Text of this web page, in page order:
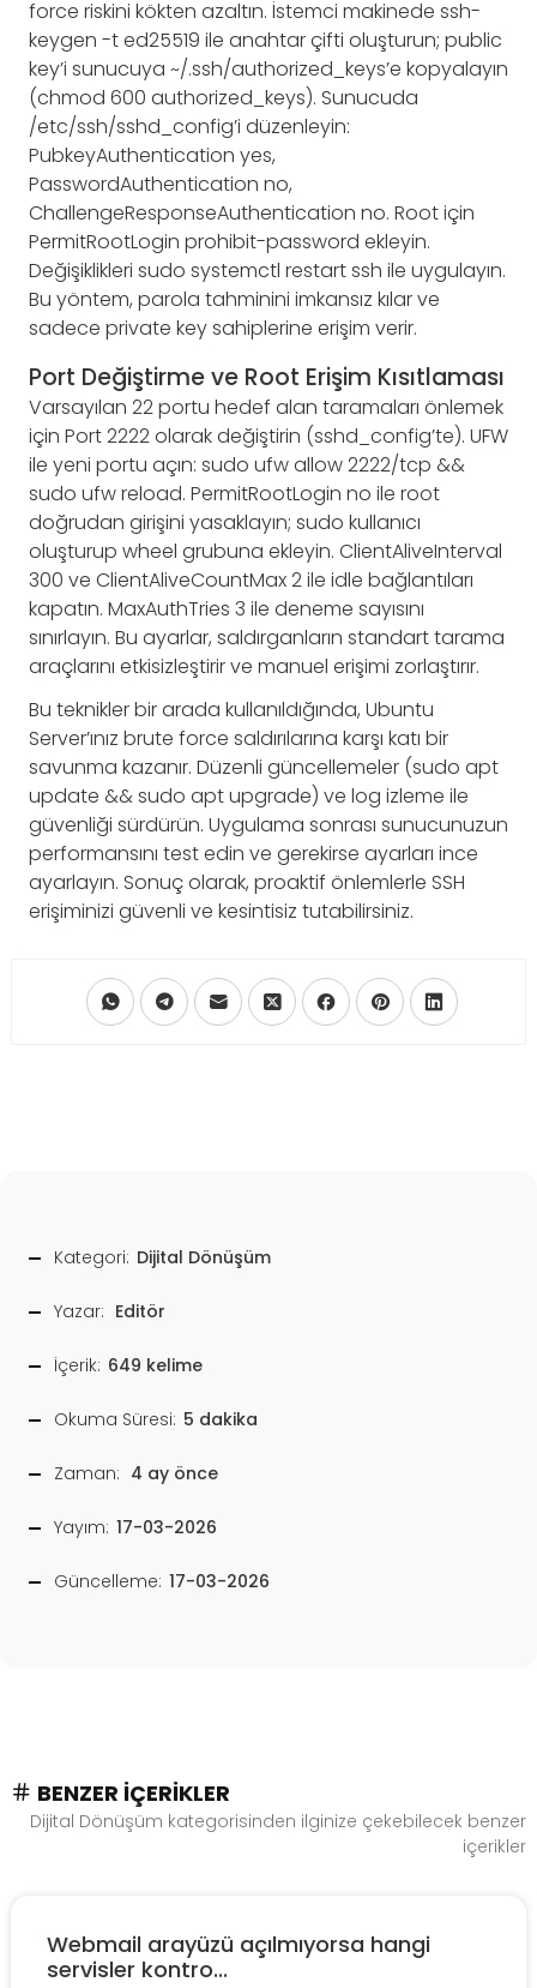
force riskini kökten azaltın. İstemci makinede ssh-
keygen -t ed25519 ile anahtar çifti oluşturun; public
key’i sunucuya ~/.ssh/authorized_keys’e kopyalayın
(chmod 600 authorized_keys). Sunucuda
/etc/ssh/sshd_config’i düzenleyin:
PubkeyAuthentication yes,
PasswordAuthentication no,
ChallengeResponseAuthentication no. Root için
PermitRootLogin prohibit-password ekleyin.
Değişiklikleri sudo systemctl restart ssh ile uygulayın.
Bu yöntem, parola tahminini imkansız kılar ve
sadece private key sahiplerine erişim verir.
Port Değiştirme ve Root Erişim Kısıtlaması
Varsayılan 22 portu hedef alan taramaları önlemek
için Port 2222 olarak değiştirin (sshd_config’te). UFW
ile yeni portu açın: sudo ufw allow 2222/tcp &&
sudo ufw reload. PermitRootLogin no ile root
doğrudan girişini yasaklayın; sudo kullanıcı
oluşturup wheel grubuna ekleyin. ClientAliveInterval
300 ve ClientAliveCountMax 2 ile idle bağlantıları
kapatın. MaxAuthTries 3 ile deneme sayısını
sınırlayın. Bu ayarlar, saldırganların standart tarama
araçlarını etkisizleştirir ve manuel erişimi zorlaştırır.
Bu teknikler bir arada kullanıldığında, Ubuntu
Server’ınız brute force saldırılarına karşı katı bir
savunma kazanır. Düzenli güncellemeler (sudo apt
update && sudo apt upgrade) ve log izleme ile
güvenliği sürdürün. Uygulama sonrası sunucunuzun
performansını test edin ve gerekirse ayarları ince
ayarlayın. Sonuç olarak, proaktif önlemlerle SSH
erişiminizi güvenli ve kesintisiz tutabilirsiniz.
Kategori: Dijital Dönüşüm
Yazar: Editör
İçerik: 649 kelime
Okuma Süresi: 5 dakika
Zaman: 4 ay önce
Yayım: 17-03-2026
Güncelleme: 17-03-2026
BENZER İÇERIKLER
Dijital Dönüşüm kategorisinden ilginize çekebilecek benzer
içerikler
Webmail arayüzü açılmıyorsa hangi
servisler kontro...